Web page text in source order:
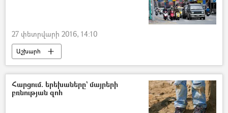
27 փետրվարի 2016, 14:10
Աշխարհ
Հարցում. երեխաները` մայրերի
բռնության զոհ